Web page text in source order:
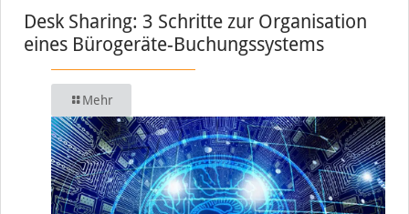
Desk Sharing: 3 Schritte zur Organisation
eines Bürogeräte-Buchungssystems
Mehr